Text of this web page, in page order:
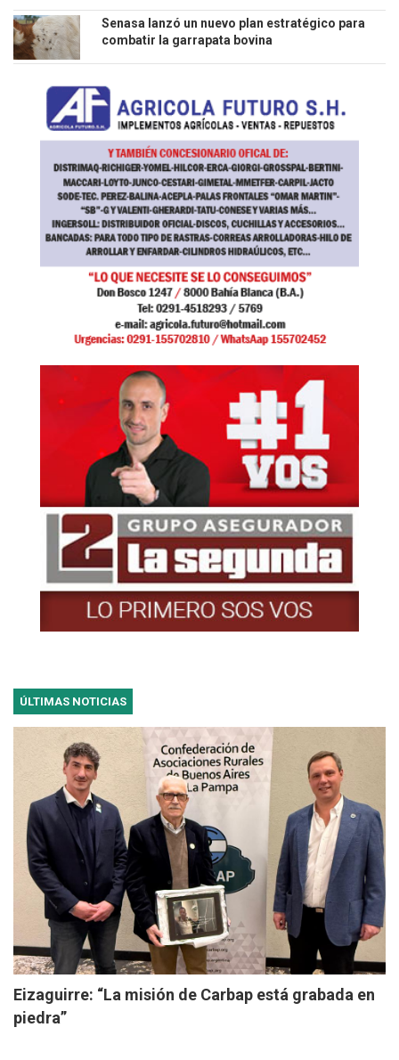
Senasa lanzó un nuevo plan estratégico para
combatir la garrapata bovina
ÚLTIMAS NOTICIAS
Eizaguirre: “La misión de Carbap está grabada en
piedra”